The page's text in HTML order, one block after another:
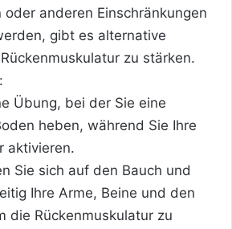
oder anderen Einschränkungen
gibt es alternative
zu stärken.
Übung, bei der Sie eine
heben, während Sie Ihre
aktivieren.
Sie sich auf den Bauch und
Ihre Arme, Beine und den
die Rückenmuskulatur zu